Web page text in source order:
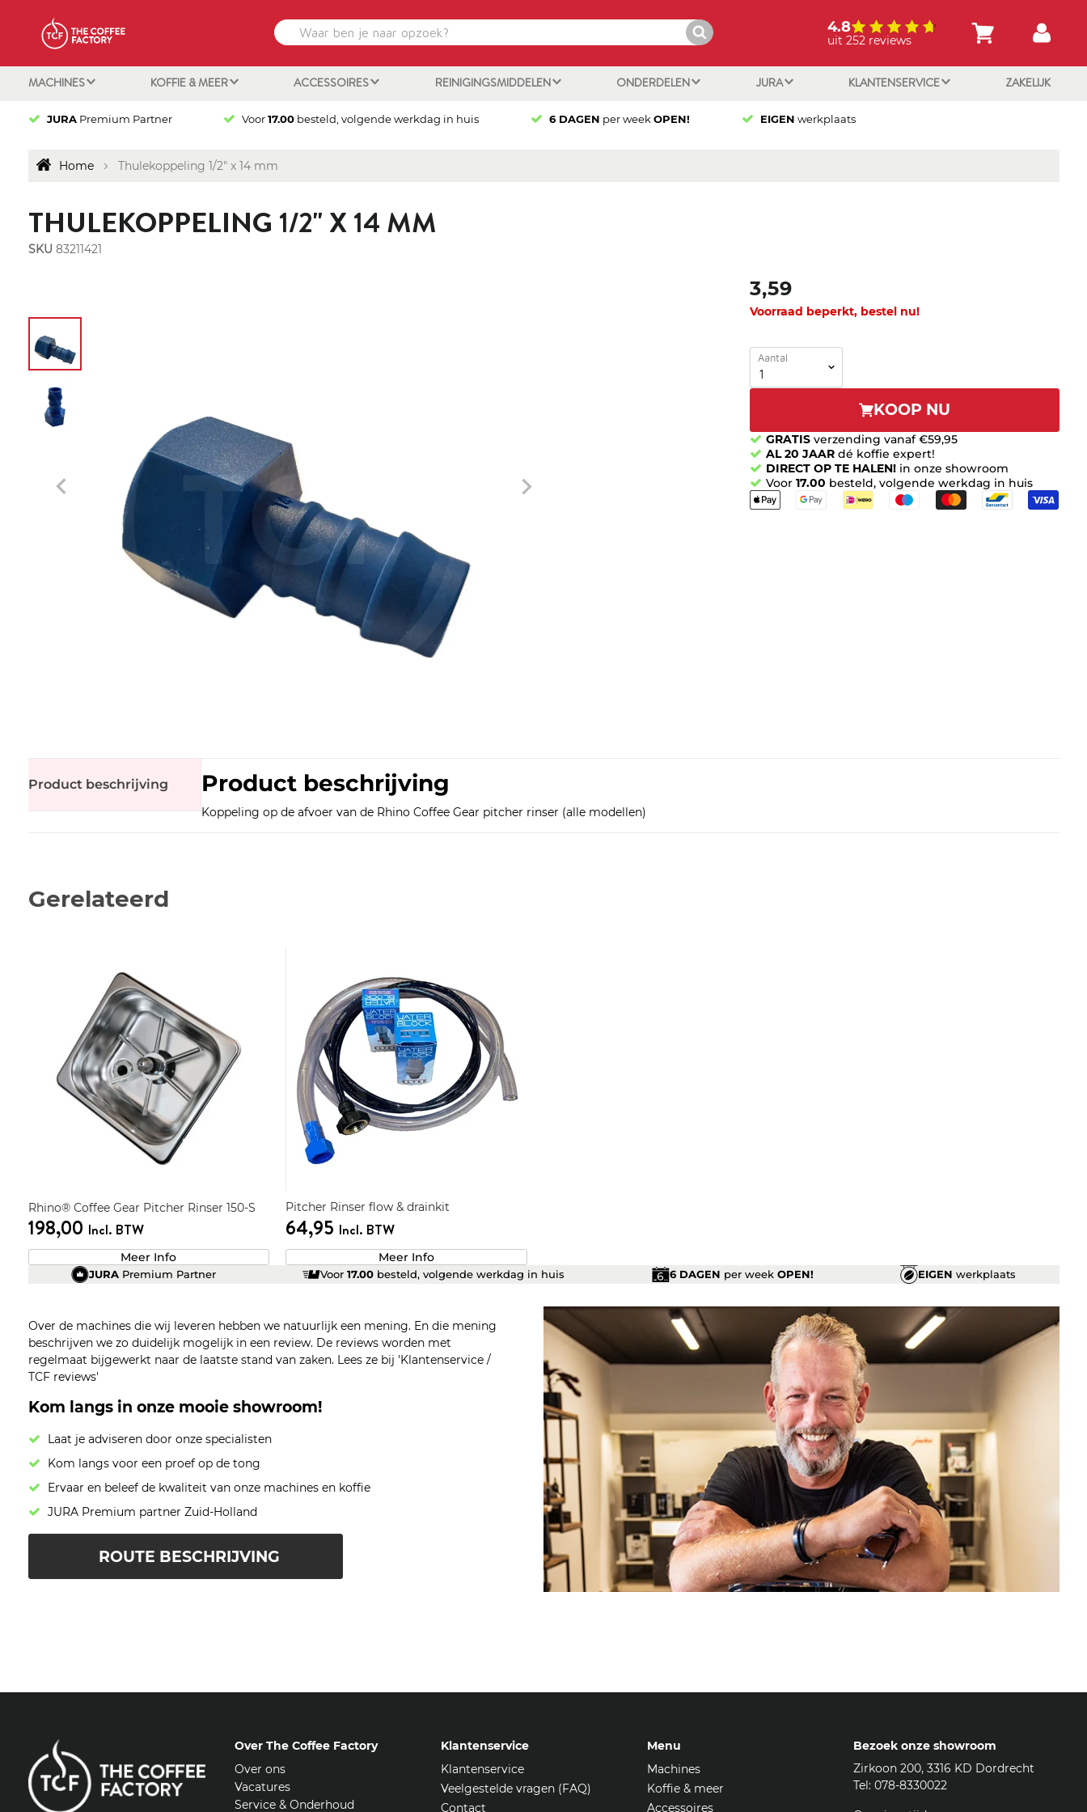
4.8
uit 252 reviews
MACHINES KOFFIE & MEER ACCESSOIRES REINIGINGSMIDDELEN ONDERDELEN JURA KLANTENSERVICE ZAKELIJK
JURAPremium Partner Voor17.00 besteld, volgende werkdag in huis 6 DAGEN per weekOPEN! EIGEN werkplaats
Home Thulekoppeling 1/2" x 14 mm
THULEKOPPELING 1/2" X 14 MM
SKU 83211421
3,59
Voorraad beperkt, bestel nu!
Aantal
KOOP NU
GRATIS verzending vanaf €59,95
AL 20 JAAR dé koffie expert!
DIRECT OP TE HALEN! in onze showroom
Voor 17.00 besteld, volgende werkdag in huis
Product beschrijving Product beschrijving
Koppeling op de afvoer van de Rhino Coffee Gear pitcher rinser (alle modellen)
Gerelateerd
Rhino® Coffee Gear Pitcher Rinser 150-S
198,00 Incl. BTW
Meer Info
Pitcher Rinser flow & drainkit
64,95 Incl. BTW
Meer Info
JURA Premium Partner Voor17.00 besteld, volgende werkdag in huis 6 DAGEN per week OPEN! EIGEN werkplaats
Over de machines die wij leveren hebben we natuurlijk een mening. En die mening
beschrijven we zo duidelijk mogelijk in een review. De reviews worden met
regelmaat bijgewerkt naar de laatste stand van zaken. Lees ze bij 'Klantenservice /
TCF reviews'
Kom langs in onze mooie showroom!
Laat je adviseren door onze specialisten
Kom langs voor een proef op de tong
Ervaar en beleef de kwaliteit van onze machines en koffie
JURA Premium partner Zuid-Holland
ROUTE BESCHRIJVING
Over The Coffee Factory
Over ons
Vacatures
Service & Onderhoud
Klantenservice
Klantenservice
Veelgestelde vragen (FAQ)
Contact
Menu
Machines
Koffie & meer
Accessoires
Bezoek onze showroom
Zirkoon 200, 3316 KD Dordrecht
Tel: 078-8330022